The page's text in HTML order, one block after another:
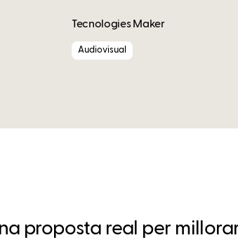
Tecnologies Maker
Audiovisual
proposta real per